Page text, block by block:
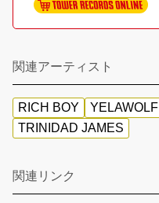
関連アーティスト
RICH BOY YELAWOLF
TRINIDAD JAMES
関連リンク